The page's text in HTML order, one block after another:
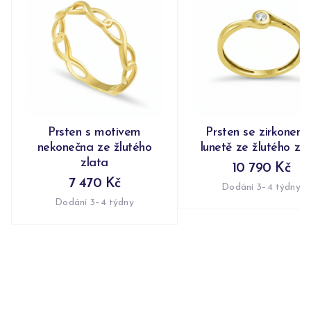
Prsten s motivem
nekonečna ze žlutého
zlata
7 470 Kč
Dodání 3–4 týdny
Prsten se zirkonem
lunetě ze žlutého
10 790 Kč
Dodání 3–4 týdny